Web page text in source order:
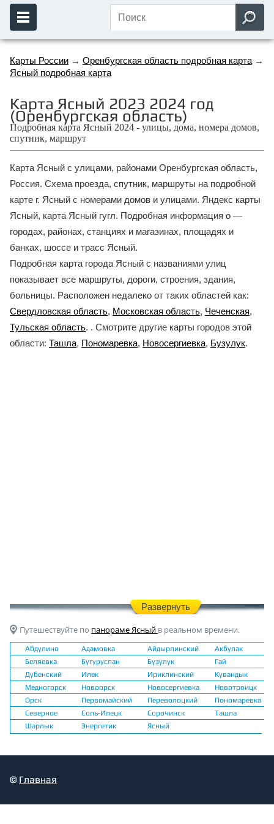
Карты России → Оренбургская область подробная карта →
Ясный подробная карта
Карта Ясный 2023 2024 год
(Оренбургская область)
Подробная карта Ясный 2024 - улицы, дома, номера домов,
спутник, маршрут
Карта Ясный с улицами, районами Оренбургская область,
Россия. Схема проезда, спутник, маршруты на подробной
карте г. Ясный с номерами домов и улицами. Яндекс карты
Ясный, карта Ясный гугл. Подробная информация о —
городах, районах, станциях и магазинах, площадях и
банках, шоссе и трасс Ясный.
Подробная карта города Ясный с названиями улиц
показывает все маршруты, дороги, строения, здания,
больницы. Расположен недалеко от таких областей как:
Свердловская область, Московская область, Чеченская,
Тульская область. . Смотрите другие карты городов этой
области: Ташла, Пономаревка, Новосергиевка, Бузулук.
Развернуть
Путешествуйте по панораме Ясный в реальном времени.
Абдулино Адамовка Айдырлинский
Акбулак
Беляевка
Бугуруслан Бузулук
Гай
Дубенский
Илек Ириклинский
Кувандык
Медногорск
Новоорск Новосергиевка
Новотроицк
Орск
Первомайский Переволоцкий
Пономаревка
Северное
Соль-Илецк Сорочинск
Ташла
Шарлык
Энергетик Ясный
© Главная